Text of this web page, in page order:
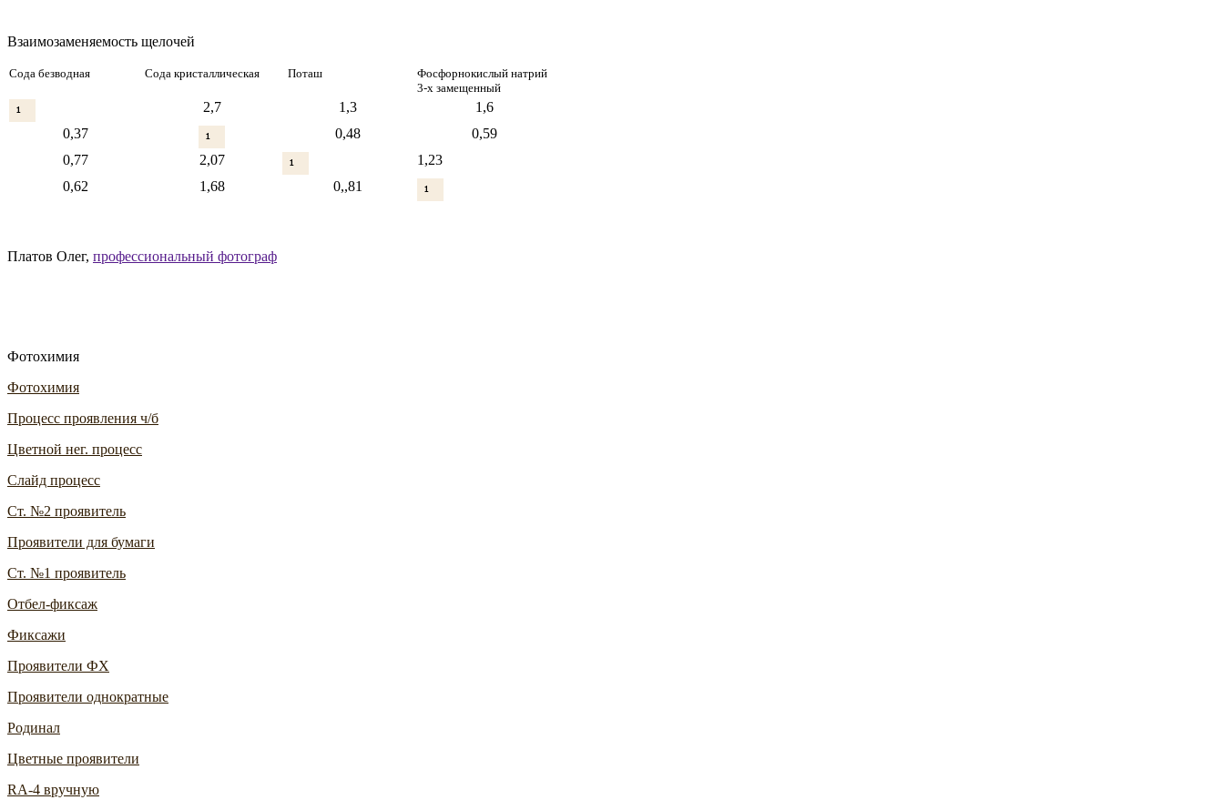
Взаимозаменяемость щелочей
Сода безводная Сода кристаллическая Поташ
Фосфорнокислый натрий
3-х замещенный
2,7 1,3
1,6
0,37
0,48
0,59
0,77
2,07
1,23
0,62
1,68 0,,81
Платов Олег, профессиональный фотограф
Фотохимия
Фотохимия
Процесс проявления ч/б
Цветной нег. процесс
Слайд процесс
Ст. №2 проявитель
Проявители для бумаги
Ст. №1 проявитель
Отбел-фиксаж
Фиксажи
Проявители ФХ
Проявители однократные
Родинал
Цветные проявители
RA-4 вручную